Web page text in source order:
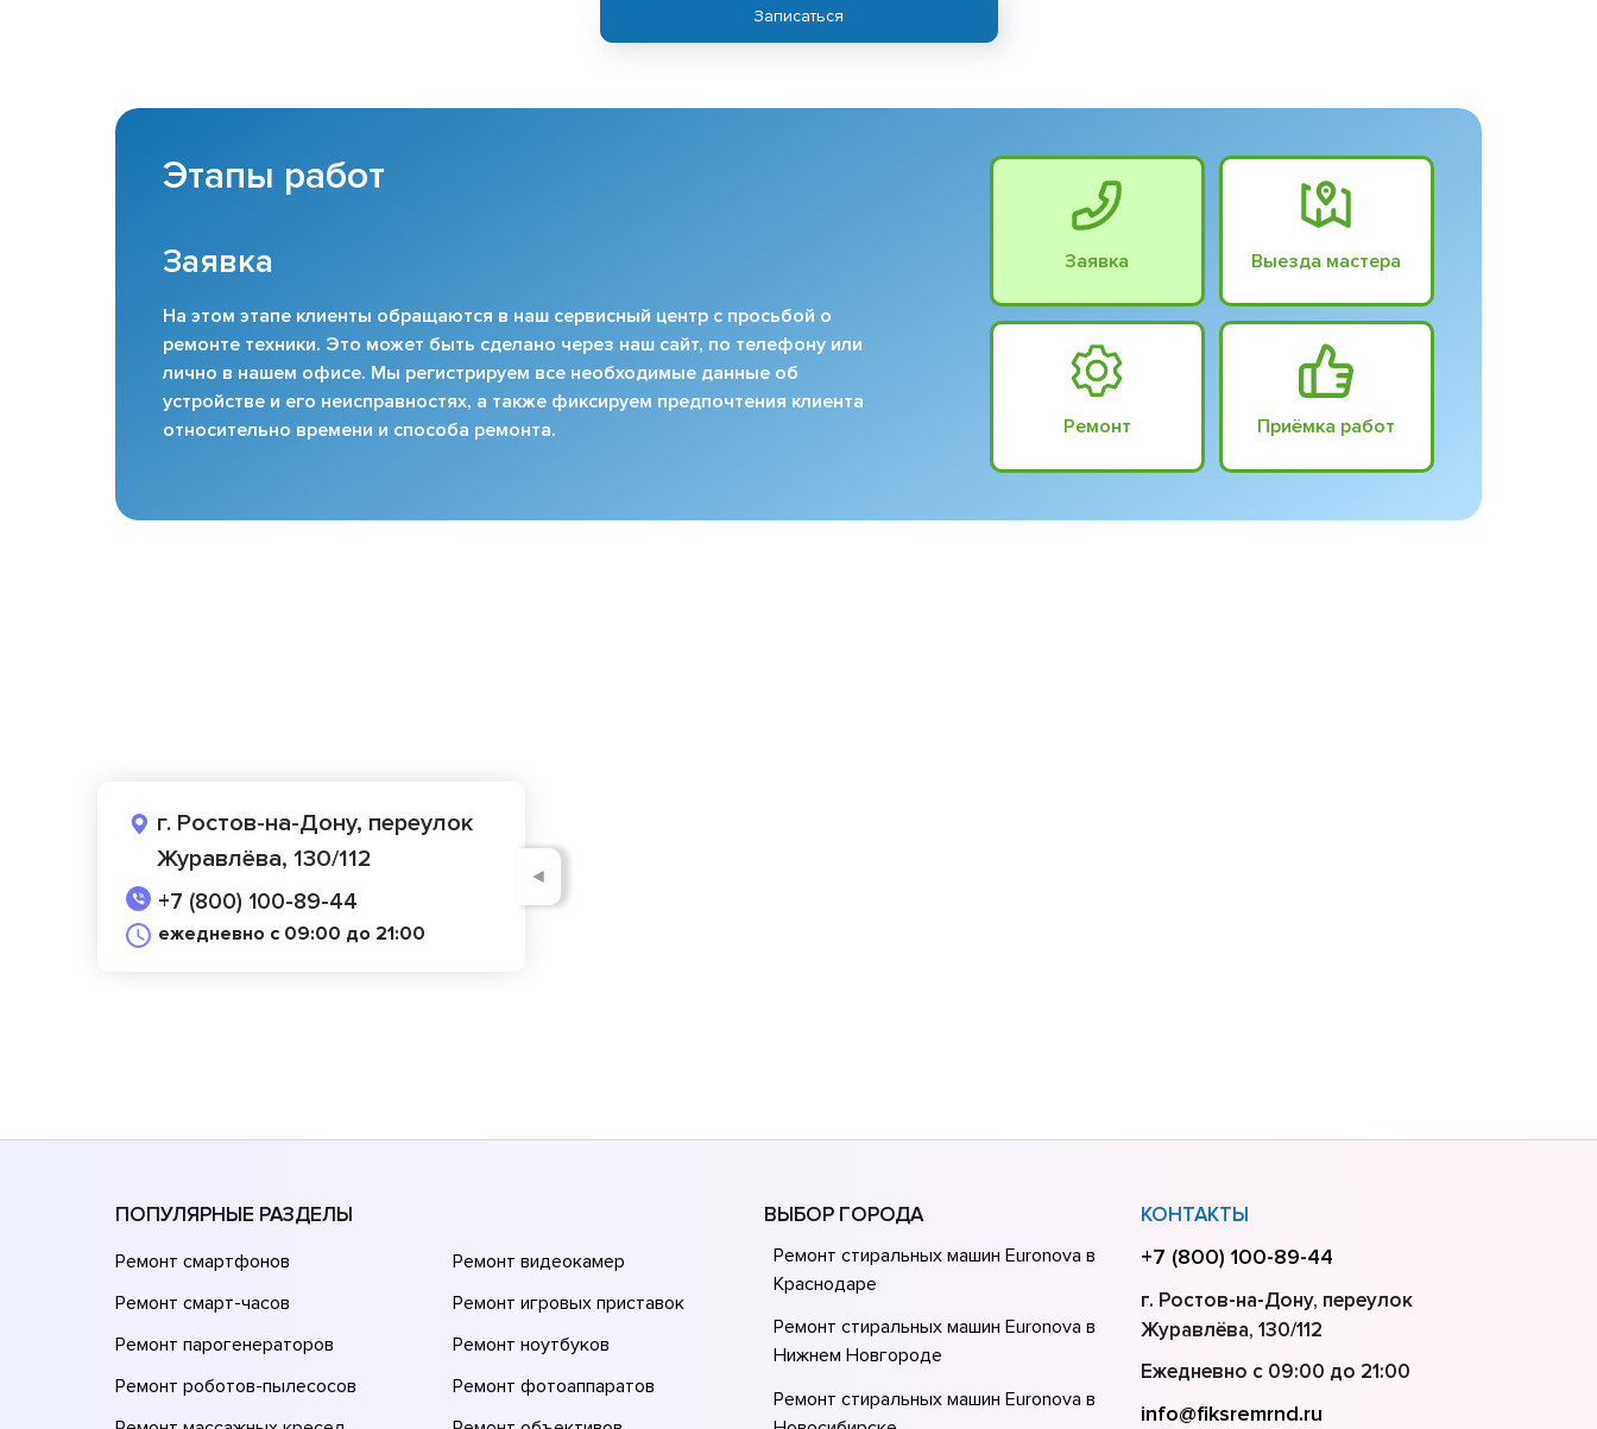
Записаться
Этапы работ
Заявка
На этом этапе клиенты обращаются в наш сервисный центр с просьбой о
ремонте техники. Это может быть сделано через наш сайт, по телефону или
лично в нашем офисе. Мы регистрируем все необходимые данные об
устройстве и его неисправностях, а также фиксируем предпочтения клиента
относительно времени и способа ремонта.
Заявка Выезда мастера
Ремонт Приёмка работ
г. Ростов-на-Дону, переулок
Журавлёва, 130/112
+7 (800) 100-89-44
ежедневно с 09:00 до 21:00
◄
ПОПУЛЯРНЫЕ РАЗДЕЛЫ
Ремонт смартфонов
Ремонт смарт-часов
Ремонт парогенераторов
Ремонт роботов-пылесосов
Ремонт видеокамер
Ремонт игровых приставок
Ремонт ноутбуков
Ремонт фотоаппаратов
ВЫБОР ГОРОДА
Ремонт стиральных машин Euronova в
Краснодаре
Ремонт стиральных машин Euronova в
Нижнем Новгороде
Ремонт стиральных машин Euronova в
КОНТАКТЫ
+7 (800) 100-89-44
г. Ростов-на-Дону, переулок
Журавлёва, 130/112
Ежедневно с 09:00 до 21:00
info@fiksremrnd.ru